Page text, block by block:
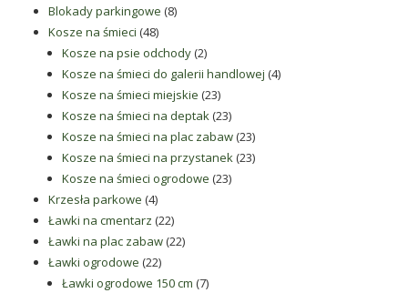
Blokady parkingowe 88
Kosze na śmieci 4848
produktów
Kosze na psie odchody 22
produkty
Kosze na śmieci do galerii handlowej 44
Kosze na śmieci miejskie 2323
produkty
Kosze na śmieci na deptak 2323
produkty
Kosze na śmieci na plac zabaw 2323
produkty
Kosze na śmieci na przystanek 2323
Kosze na śmieci ogrodowe 2323
Krzesła parkowe 44
produkty
Ławki na cmentarz 2222
produkty
Ławki na plac zabaw 2222
Ławki ogrodowe 2222
produkty
Ławki ogrodowe 150 cm 77